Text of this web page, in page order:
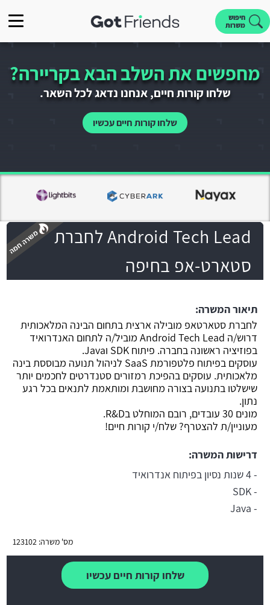
חיפוש
משרות
מחפשים את השלב הבא בקריירה?
שלחו קורות חיים, אנחנו נדאג לכל השאר.
שלחו קורות חיים עכשיו
Android Tech Lead לחברת
סטארט-אפ בחיפה
תיאור המשרה:
לחברת סטארטאפ מובילה ארצית בתחום הבינה המלאכותית
דרוש/ה Android Tech Lead מוביל/ה לתחום האנדרואיד
בפוזיציה ראשונה בחברה. פיתוח SDK וJava.
עוסקים בפיתוח פלטפורמת SaaS לניהול תנועה מבוססת בינה
מלאכותית. עוסקים בהפיכת רמזורים סטנדרטים לחכמים יותר
שישלטו בתנועה בצורה מחושבת ומותאמת לתנאים בכל רגע
נתון.
מונים 30 עובדים, רובם המוחלט בR&D.
מעוניין/ת להצטרף? שלח/י קורות חיים!
דרישות המשרה:
- 4 שנות נסיון בפיתוח אנדרואיד
- SDK
- Java
מס' משרה: 123102
שלחו קורות חיים עכשיו